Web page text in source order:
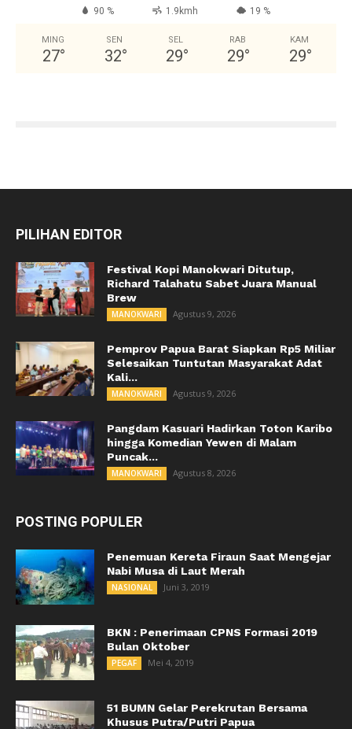
90 % 1.9kmh 19 %
MING
27°
SEN
32°
SEL
29°
RAB
29°
KAM
29°
PILIHAN EDITOR
Festival Kopi Manokwari Ditutup,
Richard Talahatu Sabet Juara Manual
Brew
MANOKWARI Agustus 9, 2026
Pemprov Papua Barat Siapkan Rp5 Miliar
Selesaikan Tuntutan Masyarakat Adat
Kali...
MANOKWARI Agustus 9, 2026
Pangdam Kasuari Hadirkan Toton Karibo
hingga Komedian Yewen di Malam
Puncak...
MANOKWARI Agustus 8, 2026
POSTING POPULER
Penemuan Kereta Firaun Saat Mengejar
Nabi Musa di Laut Merah
NASIONAL Juni 3, 2019
BKN : Penerimaan CPNS Formasi 2019
Bulan Oktober
PEGAF Mei 4, 2019
51 BUMN Gelar Perekrutan Bersama
Khusus Putra/Putri Papua